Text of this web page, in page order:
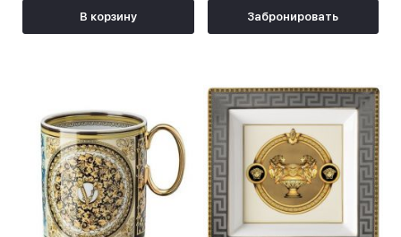
В корзину Забронировать